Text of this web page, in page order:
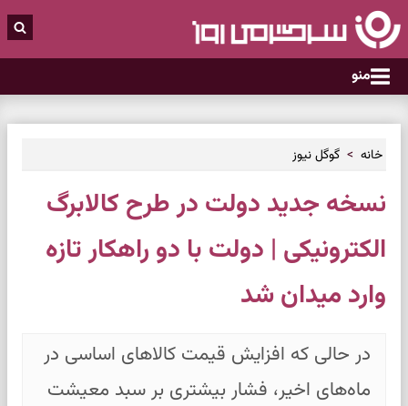
منو
خانه گوگل نیوز
نسخه جدید دولت در طرح کالابرگ
الکترونیکی | دولت با دو راهکار تازه
وارد میدان شد
در حالی که افزایش قیمت کالاهای اساسی در
ماه‌های اخیر، فشار بیشتری بر سبد معیشت